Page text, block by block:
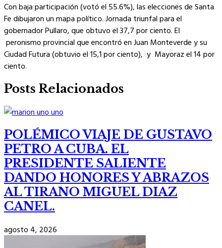
Con baja participación (votó el 55.6%), las elecciones de Santa
Fe dibujaron un mapa político. Jornada triunfal para el
gobernador Pullaro, que obtuvo el 37,7 por ciento. El
peronismo provincial que encontró en Juan Monteverde y su
Ciudad Futura (obtuvio el 15,1 por ciento), y Mayoraz el 14 por
ciento.
Posts Relacionados
POLÉMICO VIAJE DE GUSTAVO
PETRO A CUBA. EL
PRESIDENTE SALIENTE
DANDO HONORES Y ABRAZOS
AL TIRANO MIGUEL DIAZ
CANEL.
agosto 4, 2026